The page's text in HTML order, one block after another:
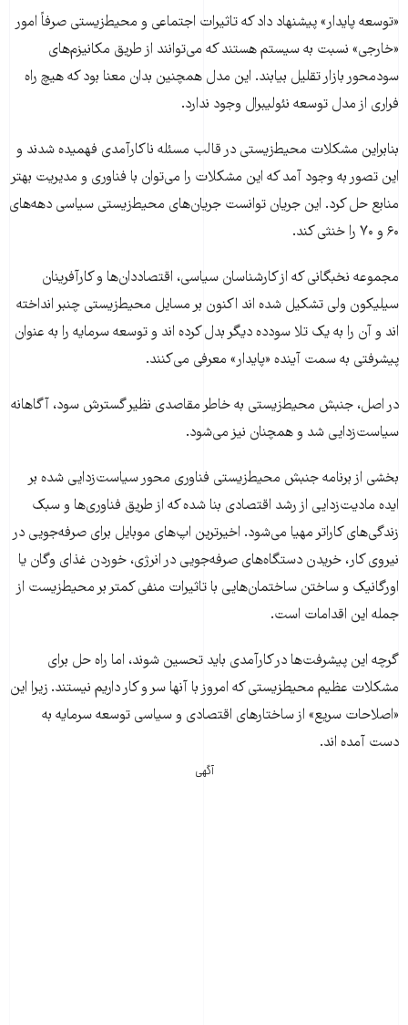
«توسعه پایدار» پیشنهاد داد که تاثیرات اجتماعی و محیط‌زیستی صرفاً امور
«خارجی» نسبت به سیستم هستند که می‌توانند از طریق مکانیزم‌های
سودمحور بازار تقلیل بیابند. این مدل همچنین بدان معنا بود که هیچ راه
فراری از مدل توسعه نئولیبرال وجود ندارد.
بنابراین مشکلات محیط‌زیستی در قالب مسئله ناکارآمدی فهمیده شدند و
این تصور به وجود آمد که این مشکلات را می‌توان با فناوری و مدیریت بهتر
منابع حل کرد. این جریان توانست جریان‌های محیط‌زیستی سیاسی دهه‌های
۶۰ و ۷۰ را خنثی کند.
مجموعه نخبگانی که از کارشناسان سیاسی، اقتصاددان‌ها و کارآفرینان
سیلیکون ولی تشکیل شده اند اکنون بر مسایل محیط‌زیستی چنبر انداخته
اند و آن را به یک تلا سود‌ده دیگر بدل کرده اند و توسعه سرمایه را به عنوان
پیشرفتی به سمت آینده «پایدار» معرفی می‌کنند.
در اصل، جنبش محیط‌زیستی به خاطر مقاصدی نظیر گسترش سود، آگاهانه
سیاست‌زدایی شد و همچنان نیز می‌شود.
بخشی از برنامه جنبش محیط‌زیستی فناوری محور سیاست‌زدایی شده بر
ایده مادیت‌زدایی از رشد اقتصادی بنا شده که از طریق فناوری‌ها و سبک
زندگی‌های کاراتر مهیا می‌شود. اخیرترین اپ‌های موبایل برای صرفه‌جویی در
نیروی کار، خریدن دستگاه‌های صرفه‌جویی در انرژی، خوردن غذای وگان یا
اورگانیک و ساختن ساختمان‌هایی با تاثیرات منفی کمتر بر محیط‌زیست از
جمله این اقدامات است.
گرچه این پیشرفت‌ها در کارآمدی باید تحسین شوند، اما راه حل برای
مشکلات عظیم محیطزیستی که امروز با آنها سر و کار داریم نیستند. زیرا این
«اصلاحات سریع» از ساختارهای اقتصادی و سیاسی توسعه سرمایه به
دست آمده اند.
آگهی